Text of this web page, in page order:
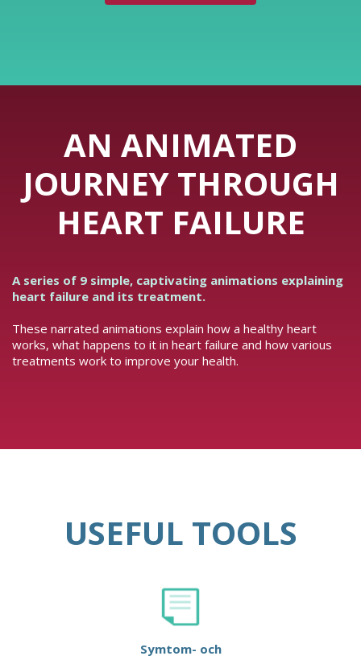
AN ANIMATED
JOURNEY THROUGH
HEART FAILURE
A series of 9 simple, captivating animations explaining
heart failure and its treatment.
These narrated animations explain how a healthy heart
works, what happens to it in heart failure and how various
treatments work to improve your health.
USEFUL TOOLS
Symtom- och